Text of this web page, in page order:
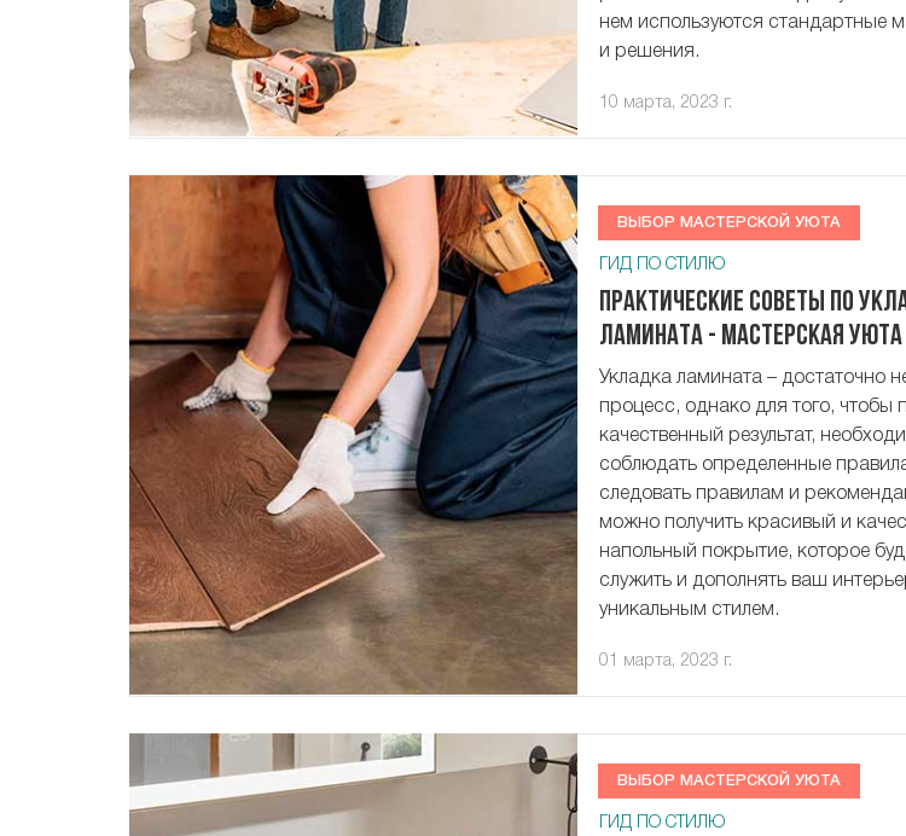
нем используются стандартные
и решения.
10 марта, 2023 г.
ВЫБОР МАСТЕРСКОЙ УЮТА
ГИД ПО СТИЛЮ
Практические советы по
ламината - Мастерская Уюта
Укладка ламината – достаточно
процесс, однако для того, чтобы
качественный результат,
соблюдать определенные
следовать правилам и
можно получить красивый и
напольный покрытие, которое
служить и дополнять ваш
уникальным стилем.
01 марта, 2023 г.
ВЫБОР МАСТЕРСКОЙ УЮТА
ГИД ПО СТИЛЮ